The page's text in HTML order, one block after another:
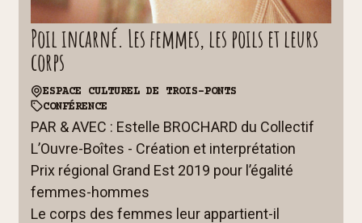
Poil incarné. Les femmes, les poils et leurs
corps
PAR & AVEC : Estelle BROCHARD du Collectif
L’Ouvre-Boîtes - Création et interprétation
Prix régional Grand Est 2019 pour l’égalité
femmes-hommes
Le corps des femmes leur appartient-il
CONFÉRENCE
ESPACE CULTUREL DE TROIS-PONTS